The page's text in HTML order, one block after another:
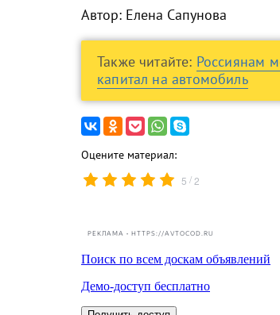
Автор: Елена Сапунова
Также читайте: Россиянам
капитал на автомобиль
Оцените материал:
5 /2
РЕКЛАМА • HTTPS://AVTOCOD.RU